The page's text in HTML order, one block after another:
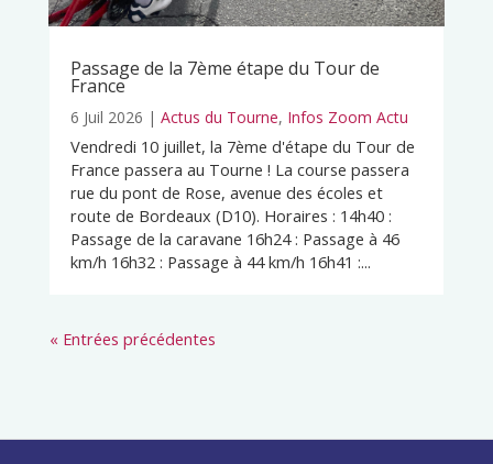
Passage de la 7ème étape du Tour de
France
6 Juil 2026 | Actus du Tourne, Infos Zoom Actu
Vendredi 10 juillet, la 7ème d'étape du Tour de
France passera au Tourne ! La course passera
rue du pont de Rose, avenue des écoles et
route de Bordeaux (D10). Horaires : 14h40 :
Passage de la caravane 16h24 : Passage à 46
km/h 16h32 : Passage à 44 km/h 16h41 :...
« Entrées précédentes